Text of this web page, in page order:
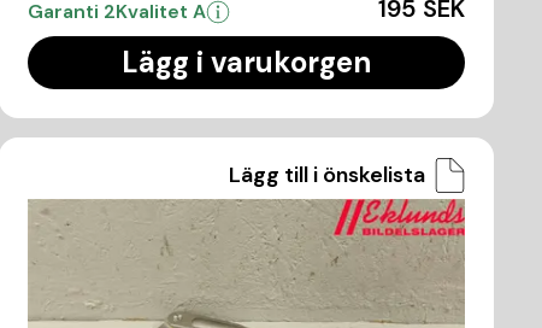
Garanti 2Kvalitet A 195 SEK
Lägg i varukorgen
Lägg till i önskelista